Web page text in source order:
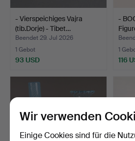
- Vierspeichiges Vajra
(tib.Dorje) - Tibet…
Beendet 29. Jul 2026
1 Gebot
93 USD
-
1
116
Wir verwenden
Einige Cookies sind für die